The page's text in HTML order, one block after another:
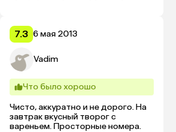
Всё понравилось!
7.3 6 мая 2013
Vadim
Что было хорошо
Чисто, аккуратно и не дорого. На
завтрак вкусный творог с
вареньем. Просторные номера.